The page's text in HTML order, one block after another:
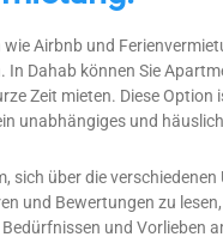
Airbnb und
In Dahab können Sie
Zeit mieten. Diese Option
unabhängiges und
sich über die
und Bewertungen zu
und Vorlieben